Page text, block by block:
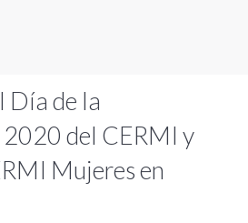
Día de la
del CERMI y
Mujeres en